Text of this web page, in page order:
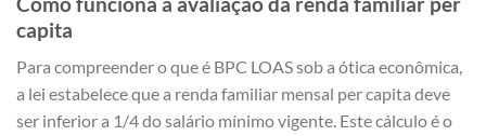
capita
Para compreender o que é BPC LOAS sob a ótica econômica,
a lei estabelece que a renda familiar mensal per capita deve
ser inferior a 1/4 do salário mínimo vigente. Este cálculo é o